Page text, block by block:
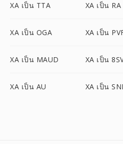
XA เป็น TTA XA เป็น RA
XA เป็น OGA XA เป็น
XA เป็น MAUD XA เป็น
XA เป็น AU XA เป็น